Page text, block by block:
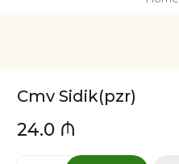
Cmv Sidik(pzr)
24.0 ₼